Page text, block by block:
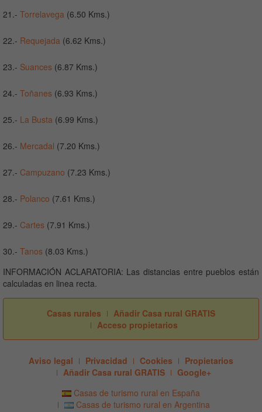
21.- Torrelavega (6.50 Kms.)
22.- Requejada (6.62 Kms.)
23.- Suances (6.87 Kms.)
24.- Toñanes (6.93 Kms.)
25.- La Busta (6.99 Kms.)
26.- Mercadal (7.20 Kms.)
27.- Campuzano (7.23 Kms.)
28.- Polanco (7.61 Kms.)
29.- Cartes (7.91 Kms.)
30.- Tanos (8.03 Kms.)
INFORMACIÓN ACLARATORIA: Las distancias entre pueblos están
calculadas en linea recta.
Casas rurales
Añadir Casa rural GRATIS
Acceso propietarios
Aviso legal Privacidad Cookies
Propietarios
Añadir Casa rural GRATIS
Google+
Casas de turismo rural en España
Casas de turismo rural en Argentina